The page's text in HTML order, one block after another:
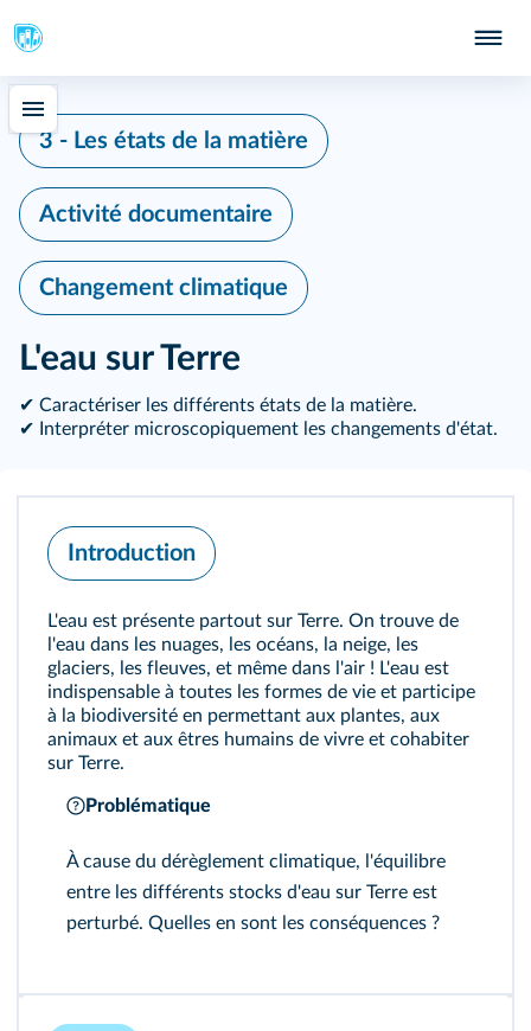
3 - Les états de la matière
Activité documentaire
Changement climatique
L'eau sur Terre
✔ Caractériser les différents états de la matière.
✔ Interpréter microscopiquement les changements d'état.
Introduction
L'eau est présente partout sur Terre. On trouve de
l'eau dans les nuages, les océans, la neige, les
glaciers, les fleuves, et même dans l'air ! L'eau est
indispensable à toutes les formes de vie et participe
à la biodiversité en permettant aux plantes, aux
animaux et aux êtres humains de vivre et cohabiter
sur Terre.
Problématique
À cause du dérèglement climatique, l'équilibre
entre les différents stocks d'eau sur Terre est
perturbé. Quelles en sont les conséquences ?